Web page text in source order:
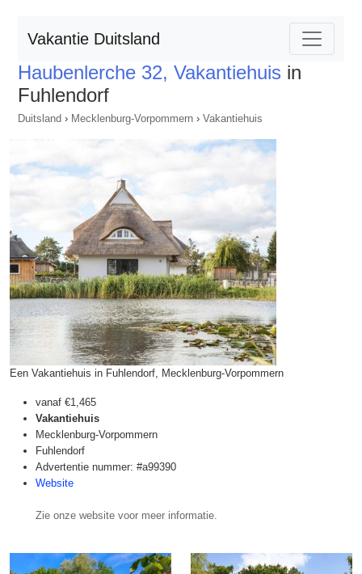
Vakantie Duitsland
Haubenlerche 32, Vakantiehuis in
Fuhlendorf
Duitsland › Mecklenburg-Vorpommern › Vakantiehuis
Een Vakantiehuis in Fuhlendorf, Mecklenburg-Vorpommern
vanaf €1,465
Vakantiehuis
Mecklenburg-Vorpommern
Fuhlendorf
Advertentie nummer: #a99390
Website
Zie onze website voor meer informatie.